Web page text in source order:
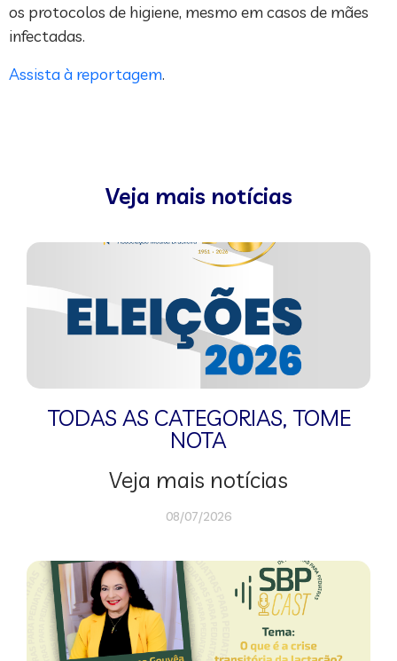
os protocolos de higiene, mesmo em casos de mães
infectadas.
Assista à reportagem.
Veja mais notícias
TODAS AS CATEGORIAS, TOME
NOTA
Veja mais notícias
08/07/2026